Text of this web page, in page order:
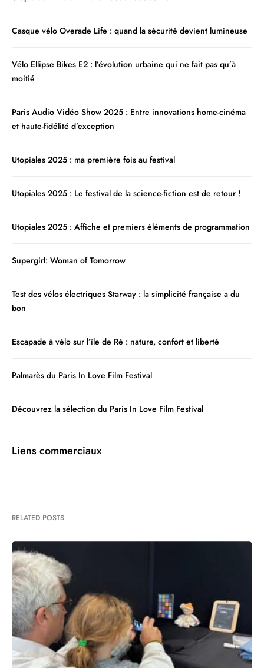
Casque vélo Overade Life : quand la sécurité devient lumineuse
Vélo Ellipse Bikes E2 : l’évolution urbaine qui ne fait pas qu’à
moitié
Paris Audio Vidéo Show 2025 : Entre innovations home-cinéma
et haute-fidélité d’exception
Utopiales 2025 : ma première fois au festival
Utopiales 2025 : Le festival de la science-fiction est de retour !
Utopiales 2025 : Affiche et premiers éléments de programmation
Supergirl: Woman of Tomorrow
Test des vélos électriques Starway : la simplicité française a du
bon
Escapade à vélo sur l’île de Ré : nature, confort et liberté
Palmarès du Paris In Love Film Festival
Découvrez la sélection du Paris In Love Film Festival
Liens commerciaux
RELATED POSTS